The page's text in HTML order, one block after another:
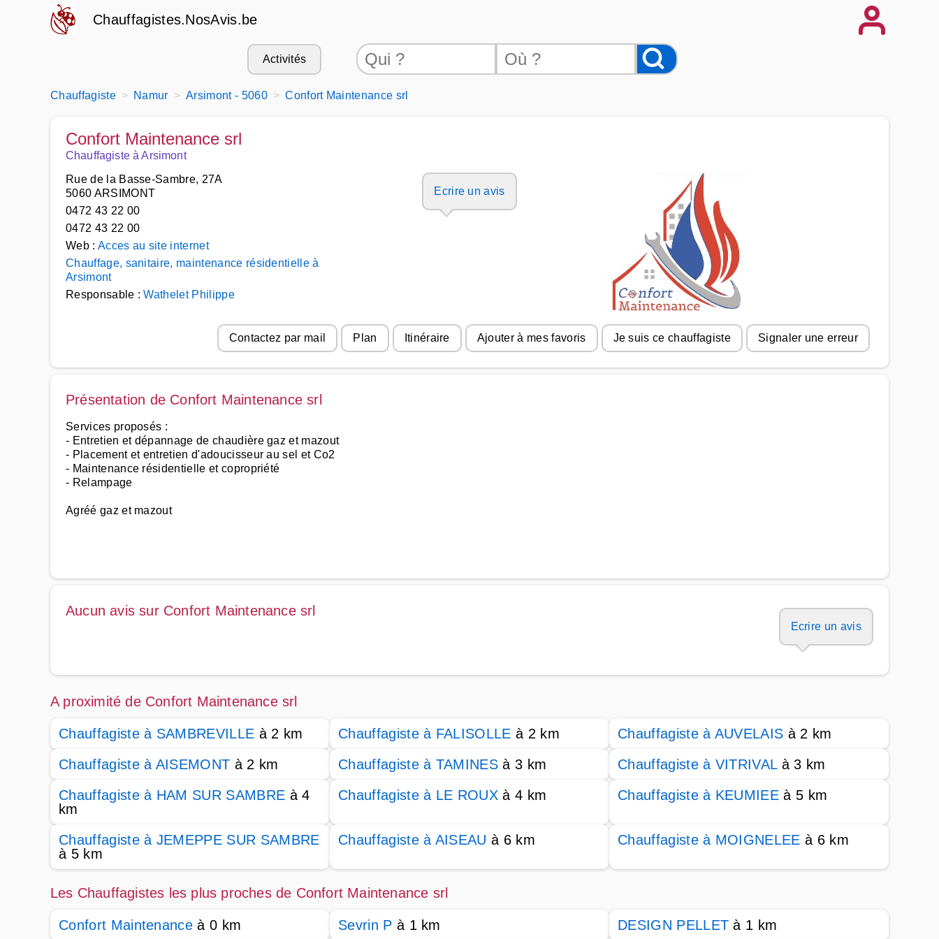
Chauffagistes.NosAvis.be
Activités
Chauffagiste Namur Arsimont - 5060 Confort Maintenance srl
Confort Maintenance srl
Chauffagiste à Arsimont
Rue de la Basse-Sambre, 27A
5060 ARSIMONT
0472 43 22 00
0472 43 22 00
Web : Acces au site internet
Chauffage, sanitaire, maintenance résidentielle à
Arsimont
Responsable :Wathelet Philippe
Ecrire un avis
Contactez par mail Plan Itinéraire Ajouter à mes favoris Je suis ce chauffagiste Signaler une erreur
Présentation de Confort Maintenance srl
Services proposés :
- Entretien et dépannage de chaudière gaz et mazout
- Placement et entretien d'adoucisseur au sel et Co2
- Maintenance résidentielle et copropriété
- Relampage
Agréé gaz et mazout
Aucun avis sur Confort Maintenance srl
Ecrire un avis
A proximité de Confort Maintenance srl
Chauffagiste à SAMBREVILLE à 2 km Chauffagiste à FALISOLLE à 2 km Chauffagiste à AUVELAIS à 2 km
Chauffagiste à AISEMONT à 2 km Chauffagiste à TAMINES à 3 km Chauffagiste à VITRIVALà 3 km
Chauffagiste à HAM SUR SAMBRE à 4
km
Chauffagiste à LE ROUX à 4 km Chauffagiste à KEUMIEE à 5 km
Chauffagiste à JEMEPPE SUR SAMBRE
à 5 km
Chauffagiste à AISEAU à 6 km Chauffagiste à MOIGNELEE à 6 km
Les Chauffagistes les plus proches de Confort Maintenance srl
Confort Maintenance à 0 km Sevrin P à 1 km DESIGN PELLET à 1 km